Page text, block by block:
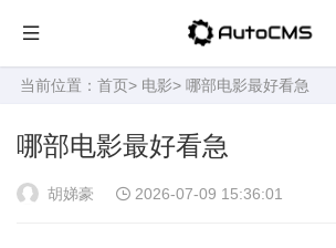
当前位置： 首页> 电影> 哪部电影最好看急
哪部电影最好看急
胡娣豪 2026-07-09 15:36:01